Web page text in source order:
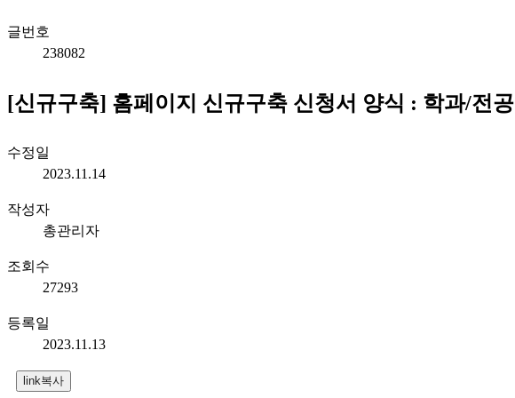
글번호
238082
[신규구축] 홈페이지 신규구축 신청서 양식 : 학과/전공
수정일
2023.11.14
작성자
총관리자
조회수
27293
등록일
2023.11.13